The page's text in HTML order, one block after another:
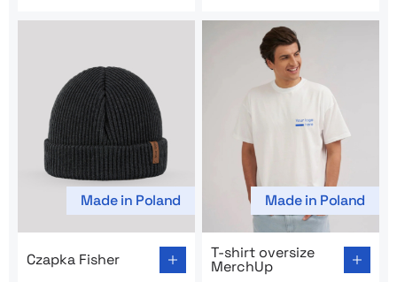
Made in Poland
Czapka Fisher
Made in Poland
T-shirt oversize
MerchUp